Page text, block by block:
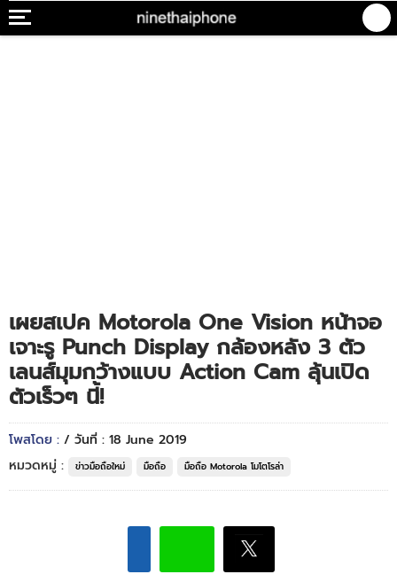
เผยสเปค Motorola One Vision หน้าจอ
เจาะรู Punch Display กล้องหลัง 3 ตัว
เลนส์มุมกว้างแบบ Action Cam ลุ้นเปิด
ตัวเร็วๆ นี้!
โพสโดย : / วันที่ : 18 June 2019
หมวดหมู่ :
ข่าวมือถือใหม่ มือถือ มือถือ Motorola โมโตโรล่า